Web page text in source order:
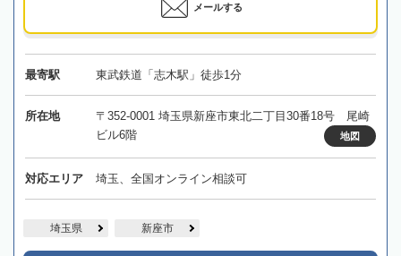
メールする
最寄駅 東武鉄道「志木駅」徒歩1分
所在地
〒352-0001 埼玉県新座市東北二丁目30番18号 尾崎
ビル6階
地図
対応エリア 埼玉、全国オンライン相談可
埼玉県 新座市